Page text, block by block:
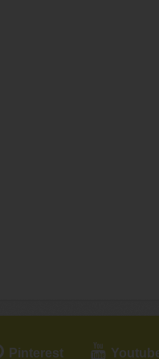
Pinterest